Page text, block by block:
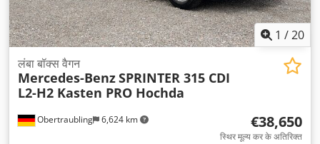
1 /20
Obertraubling 6,624 km
लंबा बॉक्स वैगन
Mercedes-BenzSPRINTER 315 CDI
L2-H2 Kasten PRO Hochda
€38,650
स्थिर मूल्य कर के अतिरिक्त